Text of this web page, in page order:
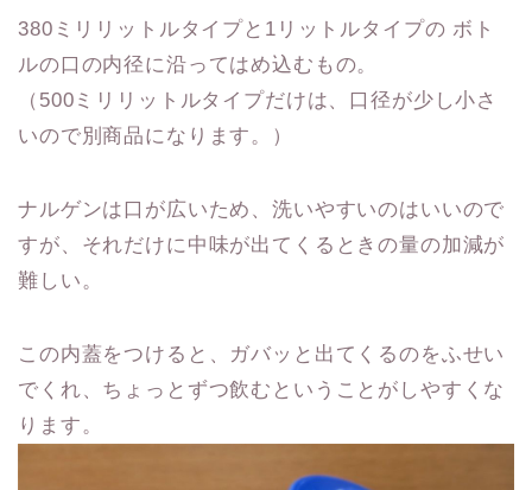
380ミリリットルタイプと1リットルタイプの ボト
ルの口の内径に沿ってはめ込むもの。
（500ミリリットルタイプだけは、口径が少し小さ
いので別商品になります。）
ナルゲンは口が広いため、洗いやすいのはいいので
すが、それだけに中味が出てくるときの量の加減が
難しい。
この内蓋をつけると、ガバッと出てくるのをふせい
でくれ、ちょっとずつ飲むということがしやすくな
ります。